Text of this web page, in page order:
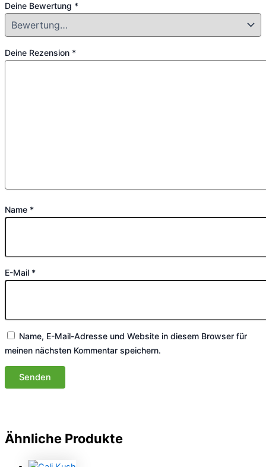
Deine Bewertung *
Deine Rezension *
Name *
E-Mail *
Name, E-Mail-Adresse und Website in diesem Browser für
meinen nächsten Kommentar speichern.
Ähnliche Produkte